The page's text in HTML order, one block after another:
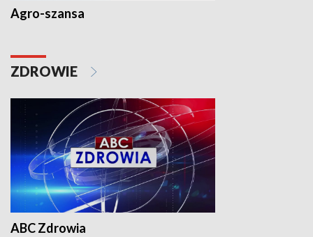
Agro-szansa
ZDROWIE
ABC Zdrowia